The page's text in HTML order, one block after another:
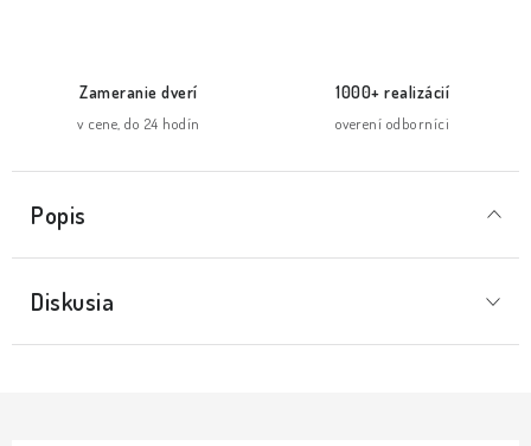
Zameranie dverí
v cene, do 24 hodín
1000+ realizácií
overení odborníci
Popis
Diskusia